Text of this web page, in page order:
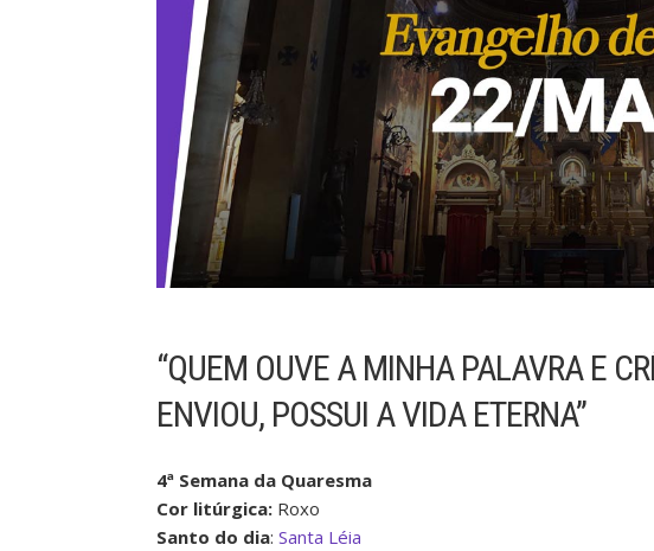
“QUEM OUVE A MINHA PALAVRA E
ENVIOU, POSSUI A VIDA ETERNA”
4ª Semana da Quaresma
Cor litúrgica: Roxo
Santo do dia: Santa Léia